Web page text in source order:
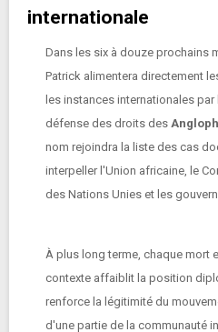
internationale
Dans les six à douze prochains
Patrick alimentera directement
les instances internationales
défense des droits des
nom rejoindra la liste des cas
interpeller l'Union africaine, le
des Nations Unies et les
À plus long terme, chaque mort
contexte affaiblit la position
renforce la légitimité du
d'une partie de la communauté